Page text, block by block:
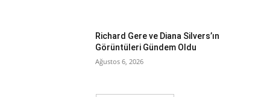
Richard Gere ve Diana Silvers’ın
Görüntüleri Gündem Oldu
Ağustos 6, 2026